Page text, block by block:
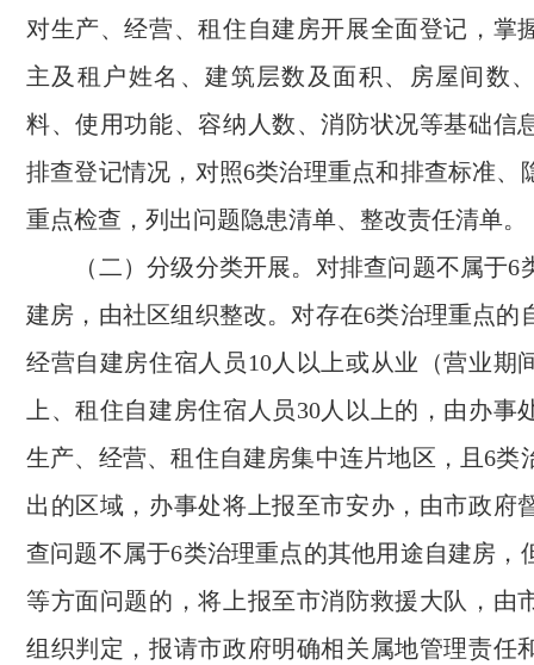
对生产、经营、租住自建房开展全面登记，掌
主及租户姓名、建筑层数及面积、房屋间数
料、使用功能、容纳人数、消防状况等基础信
排查登记情况，对照6类治理重点和排查标准、
重点检查，列出问题隐患清单、整改责任清单。
（二）分级分类开展。对排查问题不属于6
建房，由社区组织整改。对存在6类治理重点的
经营自建房住宿人员10人以上或从业（营业期
上、租住自建房住宿人员30人以上的，由办事
生产、经营、租住自建房集中连片地区，且6类
出的区域，办事处将上报至市安办，由市政府
查问题不属于6类治理重点的其他用途自建房，
等方面问题的，将上报至市消防救援大队，由
组织判定，报请市政府明确相关属地管理责任